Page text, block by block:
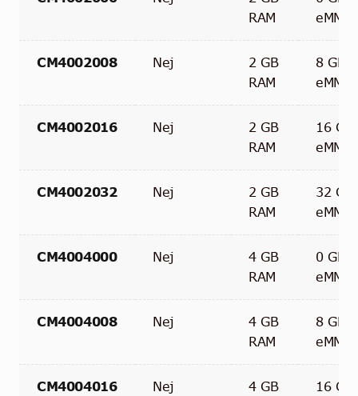
RAM
eMMC
CM4002008 Nej
2 GB
RAM
8 GB
eMMC
CM4002016 Nej
2 GB
RAM
16 GB
eMMC
CM4002032 Nej
2 GB
RAM
32 GB
eMMC
CM4004000 Nej
4 GB
RAM
0 GB
eMMC
CM4004008 Nej
4 GB
RAM
8 GB
eMMC
CM4004016 Nej
4 GB
16 GB